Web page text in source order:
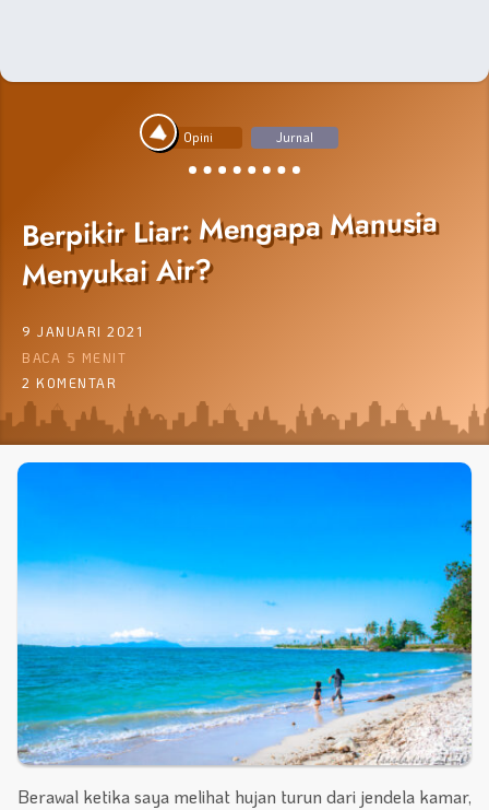
Opini Jurnal
Berpikir Liar: Mengapa Manusia
Menyukai Air?
9 JANUARI 2021
BACA 5 MENIT
2 KOMENTAR
Berawal ketika saya melihat hujan turun dari jendela kamar,